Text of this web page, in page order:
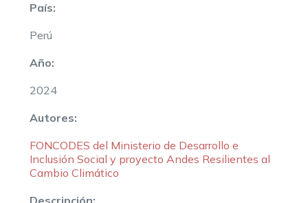
País:
Perú
Año:
2024
Autores:
FONCODES del Ministerio de Desarrollo e
Inclusión Social y proyecto Andes Resilientes al
Cambio Climático
Descripción: